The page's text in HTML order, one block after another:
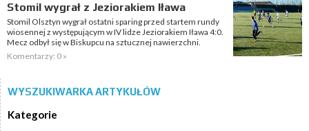
Stomil wygrał z Jeziorakiem Iława
Stomil Olsztyn wygrał ostatni sparing przed startem rundy
wiosennej z występującym w IV lidze Jeziorakiem Iława 4:0.
Mecz odbył się w Biskupcu na sztucznej nawierzchni.
Komentarzy: 0 »
WYSZUKIWARKA ARTYKUŁÓW
Kategorie